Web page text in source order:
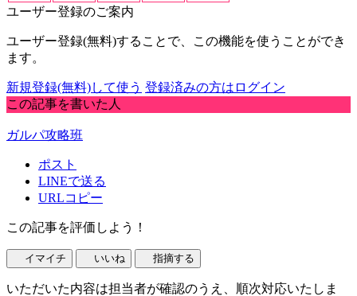
ユーザー登録のご案内
ユーザー登録(無料)することで、この機能を使うことができ
ます。
新規登録(無料)して使う 登録済みの方はログイン
この記事を書いた人
ガルパ攻略班
ポスト
LINEで送る
URLコピー
この記事を評価しよう！
イマイチ いいね 指摘する
いただいた内容は担当者が確認のうえ、順次対応いたしま